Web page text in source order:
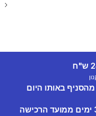
באותו היום